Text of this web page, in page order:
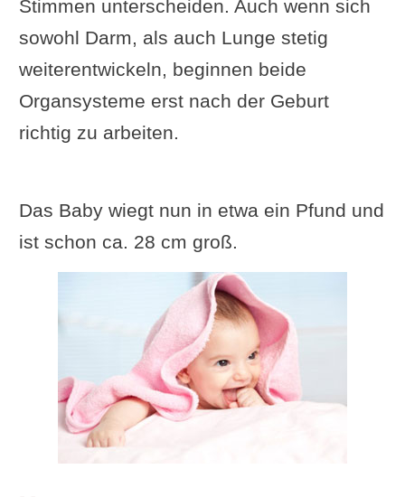
Stimmen unterscheiden. Auch wenn sich
sowohl Darm, als auch Lunge stetig
weiterentwickeln, beginnen beide
Organsysteme erst nach der Geburt
richtig zu arbeiten.
Das Baby wiegt nun in etwa ein Pfund und
ist schon ca. 28 cm groß.